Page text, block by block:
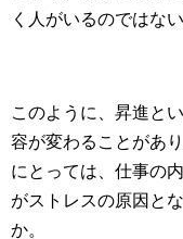
く人がいるのではな
このように、昇進と
容が変わることがあ
にとっては、仕事の
がストレスの原因と
か。